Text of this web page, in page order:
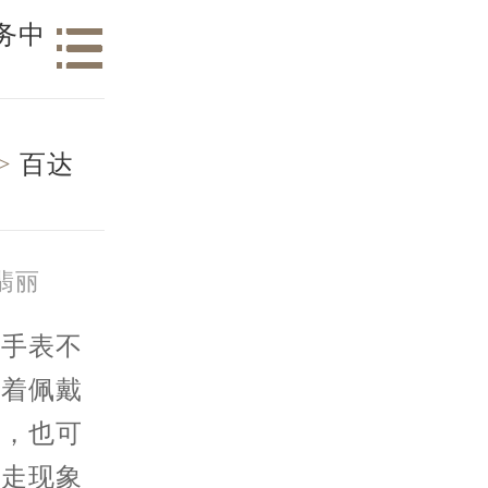
中
百达
丽
表不
佩戴
也可
现象